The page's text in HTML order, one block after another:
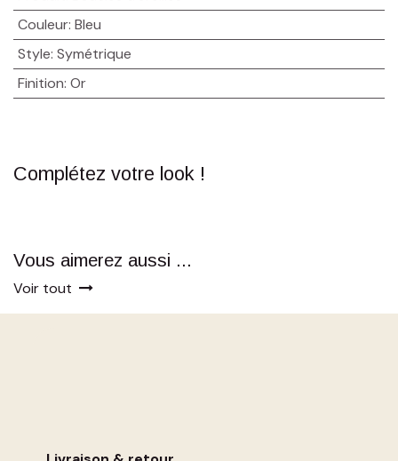
Couleur: Bleu
Style: Symétrique
Finition: Or
Complétez votre look !
Vous aimerez aussi ...
Voir tout